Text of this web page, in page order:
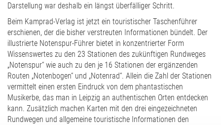
Darstellung war deshalb ein längst überfälliger Schritt.
Beim Kamprad-Verlag ist jetzt ein touristischer Taschenführer
erschienen, der die bisher verstreuten Informationen bündelt. Der
illustrierte Notenspur-Führer bietet in konzentrierter Form
Wissenswertes zu den 23 Stationen des zukünftigen Rundweges
„Notenspur“ wie auch zu den je 16 Stationen der ergänzenden
Routen „Notenbogen“ und „Notenrad“. Allein die Zahl der Stationen
vermittelt einen ersten Eindruck von dem phantastischen
Musikerbe, das man in Leipzig an authentischen Orten entdecken
kann. Zusätzlich machen Karten mit den drei eingezeichneten
Rundwegen und allgemeine touristische Informationen den